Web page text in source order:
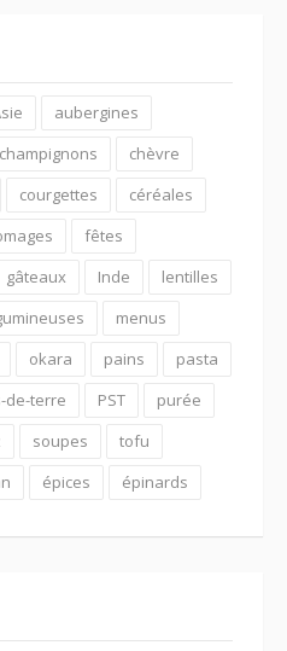
aubergines
champignons
chèvre
courgettes
céréales
fêtes
gâteaux Inde
lentilles
menus
okara pains
pasta
de-terre PST
purée
soupes
tofu
épices épinards